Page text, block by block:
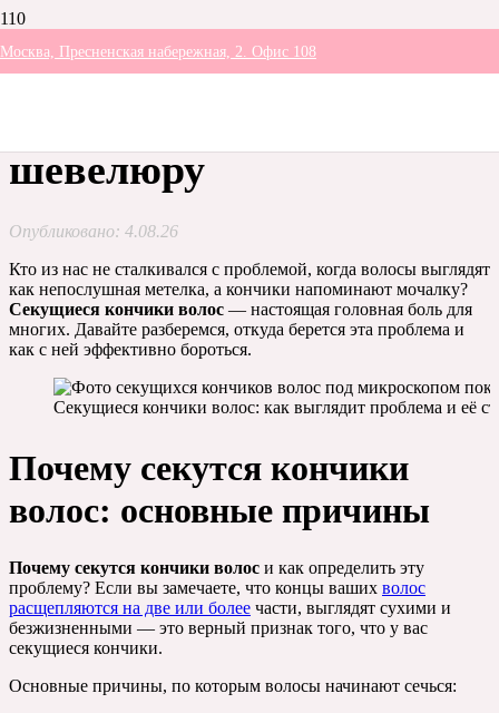
Москва, Пресненская набережная, 2. Офис 108
Секущиеся кончики
шевелюру
Опубликовано: 4.08.26
Кто из нас не сталкивался с проблемой, когда волосы выглядят
как непослушная метелка, а кончики напоминают мочалку?
Секущиеся кончики волос — настоящая головная боль для
многих. Давайте разберемся, откуда берется эта проблема и
как с ней эффективно бороться.
Секущиеся кончики волос: как выглядит проблема и её
Почему секутся кончики
волос: основные причины
Почему секутся кончики волос и как определить эту
проблему? Если вы замечаете, что концы ваших волос
расщепляются на две или более части, выглядят сухими и
безжизненными — это верный признак того, что у вас
секущиеся кончики.
Основные причины, по которым волосы начинают сечься: